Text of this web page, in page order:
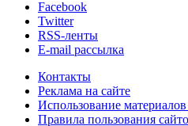
Facebook
Twitter
RSS-ленты
E-mail рассылка
Контакты
Реклама на сайте
Использование
Правила пользования